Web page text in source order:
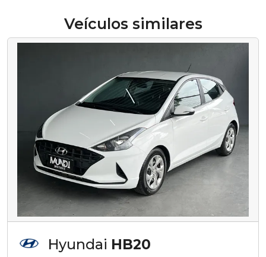
Veículos similares
Hyundai HB20